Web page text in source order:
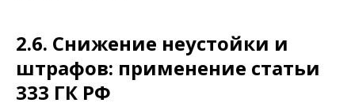
2.6. Снижение неустойки и
штрафов: применение статьи
333 ГК РФ